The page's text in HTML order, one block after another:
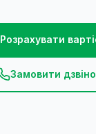
Розрахувати
Замовити